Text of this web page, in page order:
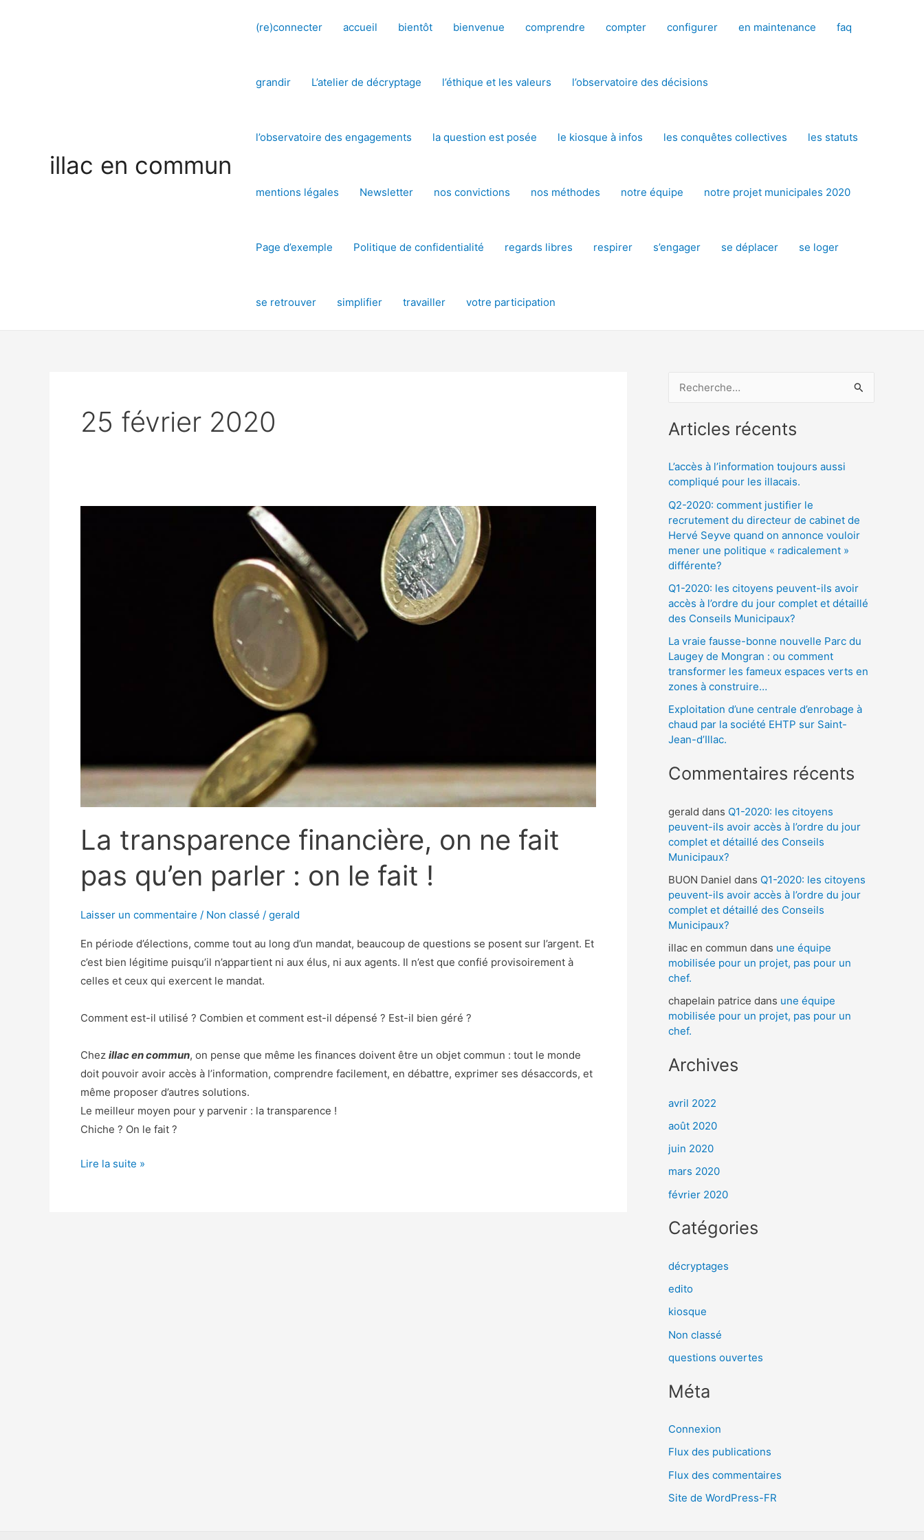
illac en commun
(re)connecter accueil bientôt bienvenue comprendre compter configurer en maintenance faq
grandir L’atelier de décryptage l’éthique et les valeurs l’observatoire des décisions
l’observatoire des engagements la question est posée le kiosque à infos les conquêtes collectives les statuts
mentions légales Newsletter nos convictions nos méthodes notre équipe notre projet municipales 2020
Page d’exemple Politique de confidentialité regards libres respirer s’engager se déplacer se loger
se retrouver simplifier travailler votre participation
25 février 2020
La transparence financière, on ne fait
pas qu’en parler : on le fait !
Laisser un commentaire / Non classé / gerald
En période d’élections, comme tout au long d’un mandat, beaucoup de questions se posent sur l’argent. Et
c’est bien légitime puisqu’il n’appartient ni aux élus, ni aux agents. Il n’est que confié provisoirement à
celles et ceux qui exercent le mandat.
Comment est-il utilisé ? Combien et comment est-il dépensé ? Est-il bien géré ?
Chez illac en commun, on pense que même les finances doivent être un objet commun : tout le monde
doit pouvoir avoir accès à l’information, comprendre facilement, en débattre, exprimer ses désaccords, et
même proposer d’autres solutions.
Le meilleur moyen pour y parvenir : la transparence !
Chiche ? On le fait ?
Lire la suite »
c
e
c
h
e
:
Articles récents
L’accès à l’information toujours aussi
compliqué pour les illacais.
Q2-2020: comment justifier le
recrutement du directeur de cabinet de
Hervé Seyve quand on annonce vouloir
mener une politique « radicalement »
différente?
Q1-2020: les citoyens peuvent-ils avoir
accès à l’ordre du jour complet et détaillé
des Conseils Municipaux?
La vraie fausse-bonne nouvelle Parc du
Laugey de Mongran : ou comment
transformer les fameux espaces verts en
zones à construire…
Exploitation d’une centrale d’enrobage à
chaud par la société EHTP sur Saint-
Jean-d’Illac.
Commentaires récents
gerald dans Q1-2020: les citoyens
peuvent-ils avoir accès à l’ordre du jour
complet et détaillé des Conseils
Municipaux?
BUON Daniel dans Q1-2020: les citoyens
peuvent-ils avoir accès à l’ordre du jour
complet et détaillé des Conseils
Municipaux?
illac en commun dans une équipe
mobilisée pour un projet, pas pour un
chef.
chapelain patrice dans une équipe
mobilisée pour un projet, pas pour un
chef.
Archives
avril 2022
août 2020
juin 2020
mars 2020
février 2020
Catégories
décryptages
edito
kiosque
Non classé
questions ouvertes
Méta
Connexion
Flux des publications
Flux des commentaires
Site de WordPress-FR